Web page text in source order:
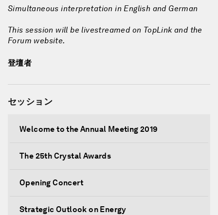
Simultaneous interpretation in English and German
This session will be livestreamed on TopLink and the
Forum website.
登壇者
セッション
Welcome to the Annual Meeting 2019
The 25th Crystal Awards
Opening Concert
Strategic Outlook on Energy